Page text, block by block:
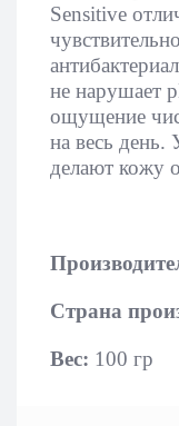
Sensitive
не нарушает
ощущение
на весь
делают кожу
Страна
Вес: 100 гр